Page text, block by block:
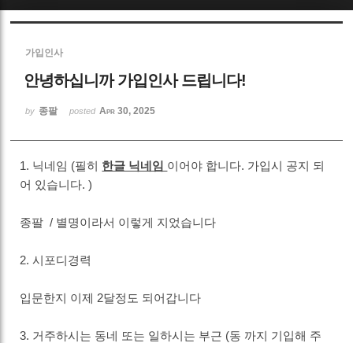
가입인사
안녕하십니까 가입인사 드립니다!
by 종팔 posted Apr 30, 2025
1. 닉네임 (필히 한글 닉네임 이어야 합니다. 가입시 공지 되
어 있습니다. )
종팔 / 별명이라서 이렇게 지었습니다
2. 시포디경력
입문한지 이제 2달정도 되어갑니다
3. 거주하시는 동네 또는 일하시는 부근 (동 까지 기입해 주
Sketchbook5, 스케치북5
Sketchbook5, 스케치북5